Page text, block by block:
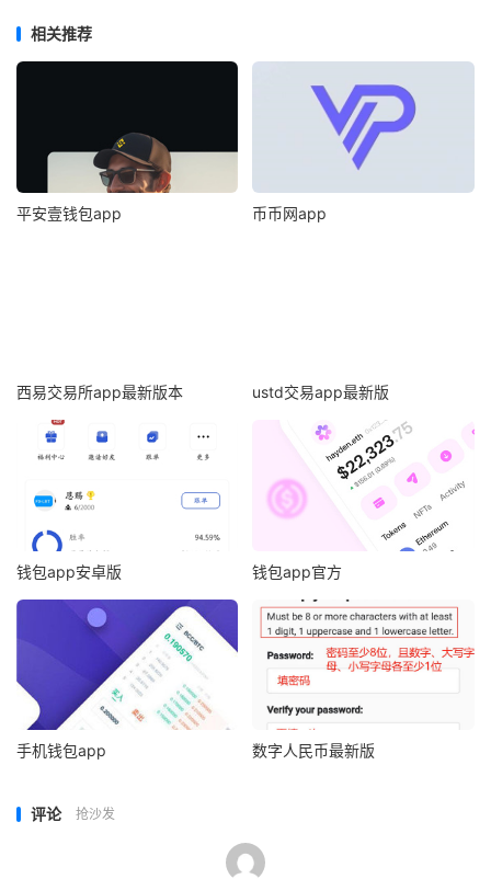
相关推荐
平安壹钱包app 币币网app
西易交易所app最新版本 ustd交易app最新版
钱包app安卓版 钱包app官方
手机钱包app 数字人民币最新版
评论 抢沙发